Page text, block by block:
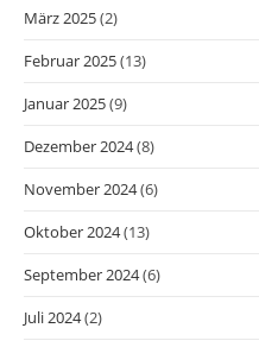
März 2025(2)
Februar 2025(13)
Januar 2025(9)
Dezember 2024(8)
November 2024(6)
Oktober 2024(13)
September 2024(6)
Juli 2024(2)